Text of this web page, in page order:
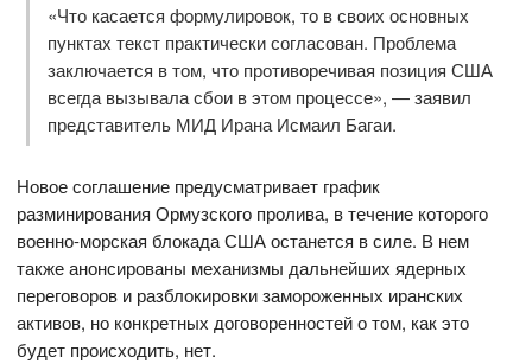
«Что касается формулировок, то в своих основных
пунктах текст практически согласован. Проблема
заключается в том, что противоречивая позиция США
всегда вызывала сбои в этом процессе», — заявил
представитель МИД Ирана Исмаил Багаи.
Новое соглашение предусматривает график
разминирования Ормузского пролива, в течение которого
военно-морская блокада США останется в силе. В нем
также анонсированы механизмы дальнейших ядерных
переговоров и разблокировки замороженных иранских
активов, но конкретных договоренностей о том, как это
будет происходить, нет.